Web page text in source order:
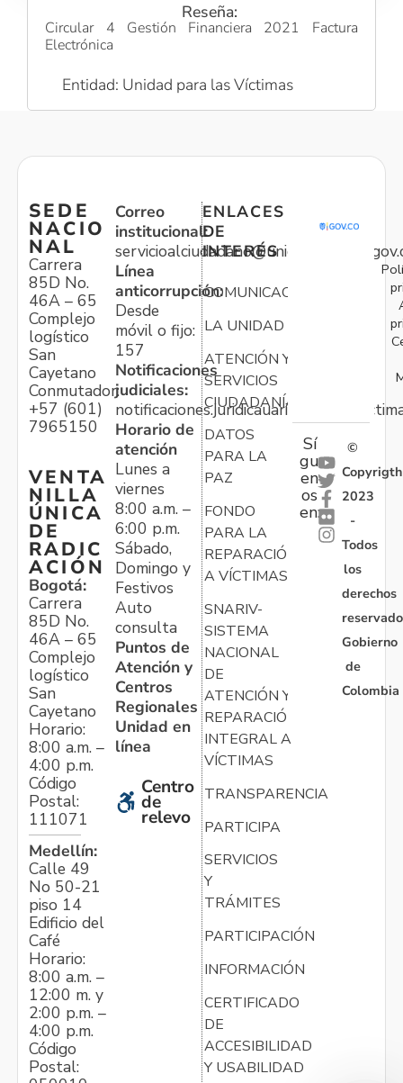
Reseña:
Circular 4 Gestión Financiera 2021 Factura
Electrónica
Entidad: Unidad para las Víctimas
SEDE
NACIO
NAL
Carrera
85D No.
46A – 65
Complejo
logístico
San
Cayetano
Conmutador:
+57 (601)
7965150
VENTA
NILLA
ÚNICA
DE
RADIC
ACIÓN
Bogotá:
Carrera
85D No.
46A – 65
Complejo
logístico
San
Cayetano
Horario:
8:00 a.m. –
4:00 p.m.
Código
Postal:
111071
Medellín:
Calle 49
No 50-21
piso 14
Edificio del
Café
Horario:
8:00 a.m. –
12:00 m. y
2:00 p.m. –
4:00 p.m.
Código
Postal:
Correo
institucional:
Línea
anticorrupción:
Desde
móvil o fijo:
157
Notificaciones
judiciales:
Horario de
atención
Lunes a
viernes
8:00 a.m. –
6:00 p.m.
Sábado,
Domingo y
Festivos
Auto
consulta
Puntos de
Atención y
Centros
Regionales
Unidad en
línea
Centro
de
relevo
ENLACES
DE
INTERÉS
COMUNICACIONES
LA UNIDAD
ATENCIÓN Y
SERVICIOS
CIUDADANÍA
DATOS
PARA LA
PAZ
FONDO
PARA LA
REPARACIÓN
A VÍCTIMAS
SNARIV-
SISTEMA
NACIONAL
DE
ATENCIÓN Y
REPARACIÓN
INTEGRAL A
VÍCTIMAS
TRANSPARENCIA
PARTICIPA
SERVICIOS
Y
TRÁMITES
PARTICIPACIÓN
INFORMACIÓN
CERTIFICADO
DE
ACCESIBILIDAD
Y USABILIDAD
Sí
gu
en
os
en:
©
Copyrigth
2023
-
Todos
los
derechos
Gobierno
de
Colombia